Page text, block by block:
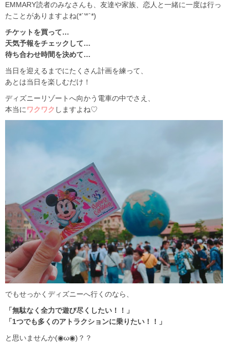
EMMARY読者のみなさんも、友達や家族、恋人と一緒に一度は行っ
たことがありますよね(*´꒳`*)
チケットを買って…
天気予報をチェックして…
待ち合わせ時間を決めて…
当日を迎えるまでにたくさん計画を練って、
あとは当日を楽しむだけ！
ディズニーリゾートへ向かう電車の中でさえ、
本当に ワクワク しますよね♡
でもせっかくディズニーへ行くのなら、
「無駄なく全力で遊び尽くしたい！！」
「1つでも多くのアトラクションに乗りたい！！」
と思いませんか(◉ω◉)？？